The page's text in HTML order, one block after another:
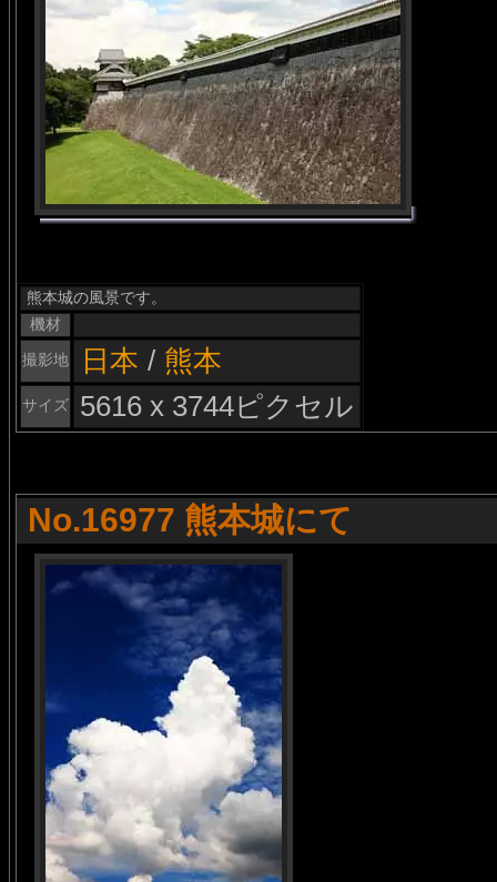
熊本城の風景です。
機材
撮影地
日本 / 熊本
サイズ 5616 x 3744ピクセル
No.16977 熊本城にて